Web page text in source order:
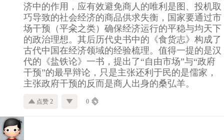
济中的作用，应有效避免商人的唯利是图、投机取
巧导致的社会经济的商品供求失衡，国家要通过市
场干预（平籴之类）确保经济运行的平稳与均天下
的政治理想。其后历代史书中的《食货志》构成了
古代中国在经济领域的经验梳理。值得一提的是汉
代的《盐铁论》一书，提出了“自由市场”与“政府
干预”的最早辩论，只是主张还利于民的是儒家，
主张政府干预的反而是商人出身的桑弘羊。
点赞 2 0